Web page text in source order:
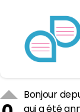
Bonjour
qui a été